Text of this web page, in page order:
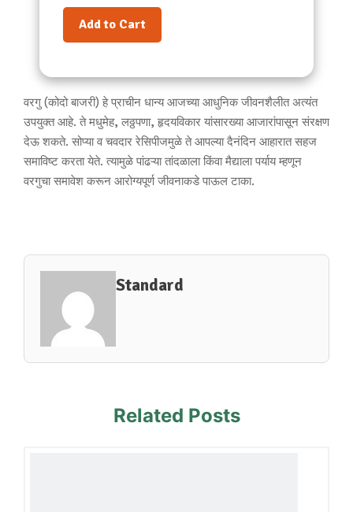
Add to Cart
वरगु (कोदो बाजरी) हे प्राचीन धान्य आजच्या आधुनिक जीवनशैलीत अत्यंत
उपयुक्त आहे. ते मधुमेह, लठ्ठपणा, हृदयविकार यांसारख्या आजारांपासून संरक्षण
देऊ शकते. सोप्या व चवदार रेसिपीजमुळे ते आपल्या दैनंदिन आहारात सहज
समाविष्ट करता येते. त्यामुळे पांढऱ्या तांदळाला किंवा मैद्याला पर्याय म्हणून
वरगुचा समावेश करून आरोग्यपूर्ण जीवनाकडे पाऊल टाका.
Standard
Related Posts